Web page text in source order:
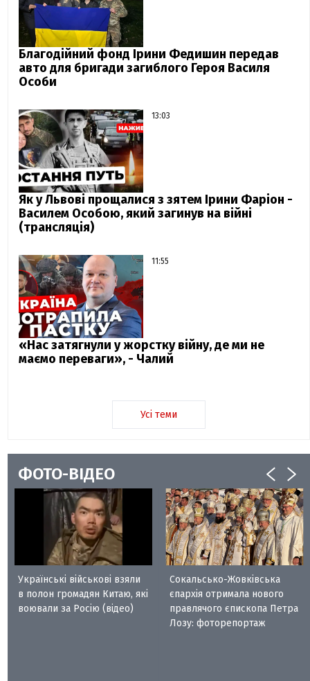
Благодійний фонд Ірини Федишин передав
авто для бригади загиблого Героя Василя
Особи
13:03
Як у Львові прощалися з зятем Ірини Фаріон -
Василем Особою, який загинув на війні
(трансляція)
11:55
«Нас затягнули у жорстку війну, де ми не
маємо переваги», - Чалий
Усі теми
ФОТО-ВІДЕО
Українські військові взяли
в полон громадян Китаю, які
воювали за Росію (відео)
Сокальсько-Жовківська
єпархія отримала нового
правлячого єпископа Петра
Лозу: фоторепортаж